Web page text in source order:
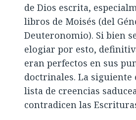
de Dios escrita,
libros de Moisés (del
Deuteronomio). Si bien
elogiar por esto,
eran perfectos en sus
doctrinales. La siguiente
lista de creencias
contradicen las